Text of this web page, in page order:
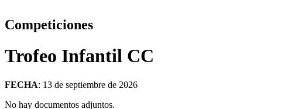
Competiciones
Trofeo Infantil CC
FECHA: 13 de septiembre de 2026
No hay documentos adjuntos.